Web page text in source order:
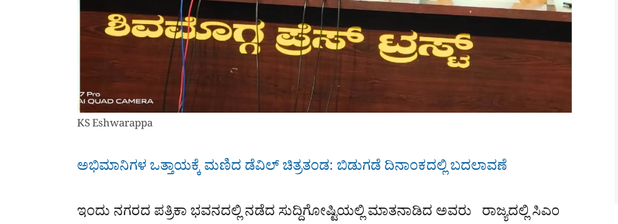
KS Eshwarappa
ಅಭಿಮಾನಿಗಳ ಒತ್ತಾಯಕ್ಕೆ ಮಣಿದ ಡೆವಿಲ್ ಚಿತ್ರತಂಡ: ಬಿಡುಗಡೆ ದಿನಾಂಕದಲ್ಲಿ ಬದಲಾವಣೆ
ಇಂದು ನಗರದ ಪತ್ರಿಕಾ ಭವನದಲ್ಲಿ ನಡೆದ ಸುದ್ದಿಗೋಷ್ಟಿಯಲ್ಲಿ ಮಾತನಾಡಿದ ಅವರು ರಾಜ್ಯದಲ್ಲಿ ಸಿಎಂ